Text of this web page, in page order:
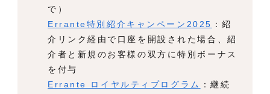
で）
Errante特別紹介キャンペーン2025 ：紹
介リンク経由で口座を開設された場合、紹
介者と新規のお客様の双方に特別ボーナス
を付与
Errante ロイヤルティプログラム
：継続